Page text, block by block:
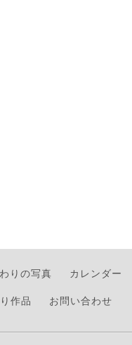
りの写真 カレンダー
作品 お問い合わせ